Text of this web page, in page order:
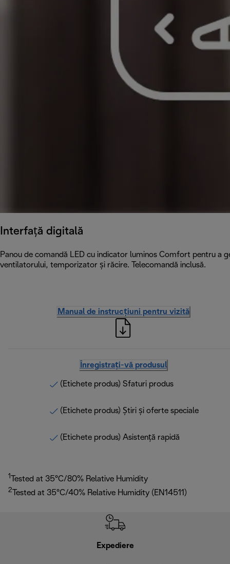
Interfaţă digitală
Panou de comandă LED cu indicator luminos Comfort pentru a
ventilatorului, temporizator și răcire. Telecomandă inclusă.
Manual de instrucțiuni pentru vizită
Înregistrați-vă produsul
(Etichete produs) Sfaturi produs
(Etichete produs) Știri și oferte speciale
(Etichete produs) Asistență rapidă
1 Tested at 35°C/80% Relative Humidity
2 Tested at 35°C/40% Relative Humidity (EN14511)
Expediere